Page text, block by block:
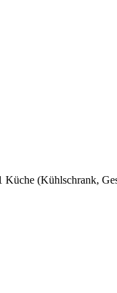
(Kühlschrank,